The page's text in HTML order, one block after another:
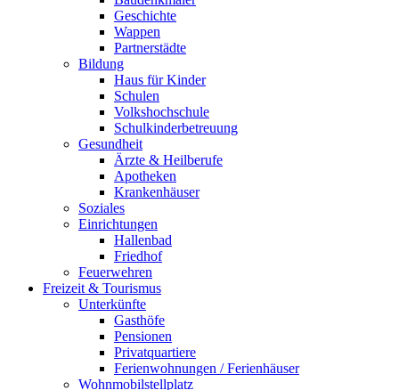
Geschichte
Wappen
Partnerstädte
Bildung
Haus für Kinder
Schulen
Volkshochschule
Schulkinderbetreuung
Gesundheit
Ärzte & Heilberufe
Apotheken
Krankenhäuser
Soziales
Einrichtungen
Hallenbad
Friedhof
Feuerwehren
Freizeit & Tourismus
Unterkünfte
Gasthöfe
Pensionen
Privatquartiere
Ferienwohnungen / Ferienhäuser
Wohnmobilstellplatz